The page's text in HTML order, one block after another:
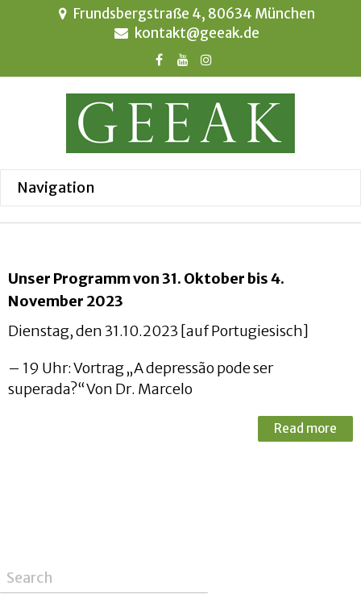
Frundsbergstraße 4, 80634 München
kontakt@geeak.de
Unser Programm von 31. Oktober bis 4.
November 2023
Dienstag, den 31.10.2023 [auf Portugiesisch]
– 19 Uhr: Vortrag „A depressão pode ser
superada?“ Von Dr. Marcelo
Read more